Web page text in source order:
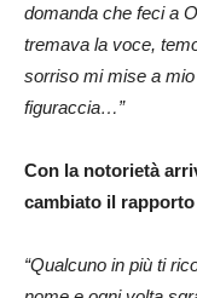
domanda che feci a
tremava la voce,
sorriso mi mise a
figuraccia…”
Con la notorietà
cambiato il
“Qualcuno in più ti